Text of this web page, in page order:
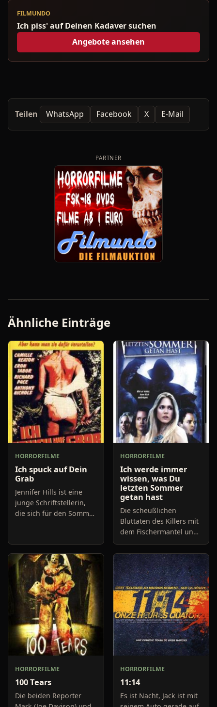
FILMUNDO
Ich piss' auf Deinen Kadaver suchen
Angebote ansehen
Teilen WhatsApp Facebook X E-Mail
PARTNER
Ähnliche Einträge
HORRORFILME
Ich spuck auf Dein
Grab
Jennifer Hills ist eine
junge Schriftstellerin,
die sich für den Sommer
gemietet hat, um dort in
Ruhe ein Buch zu
schreibe
HORRORFILME
Ich werde immer
wissen, was Du
letzten Sommer
getan hast
Die scheußlichen
Bluttaten des Killers mit
dem Fischermantel und
dem Stahlhaken haben
sich zwar lange nicht
mehr wiederholt, sind
dadurch aber
keineswegs in V
HORRORFILME
100 Tears
Die beiden Reporter
HORRORFILME
11:14
Es ist Nacht, Jack ist mit